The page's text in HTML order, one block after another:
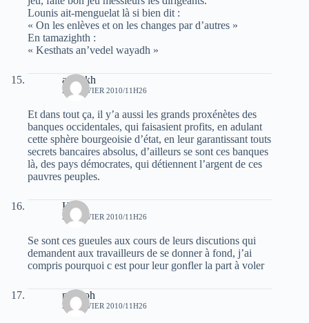
Lounis ait-menguelat là si bien dit :
« On les enlèves et on les changes par d’autres »
En tamazighth :
« Kesthats an’vedel wayadh »
afroukh
24 JANVIER 2010/11H26
Et dans tout ça, il y’a aussi les grands proxénètes des
banques occidentales, qui faisasient profits, en adulant
cette sphère bourgeoisie d’état, en leur garantissant touts
secrets bancaires absolus, d’ailleurs se sont ces banques
là, des pays démocrates, qui détiennent l’argent de ces
pauvres peuples.
HH
24 JANVIER 2010/11H26
Se sont ces gueules aux cours de leurs discutions qui
demandent aux travailleurs de se donner à fond, j’ai
compris pourquoi c est pour leur gonfler la part à voler
momoh
24 JANVIER 2010/11H26